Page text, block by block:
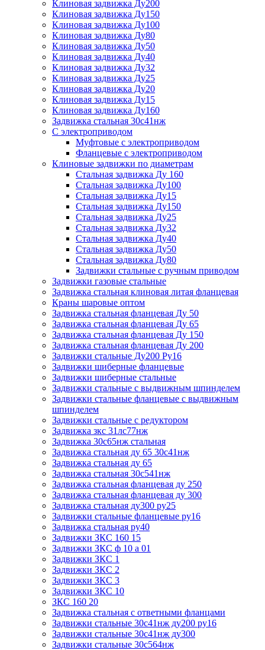
Клиновая задвижка Ду200
Клиновая задвижка Ду150
Клиновая задвижка Ду100
Клиновая задвижка Ду80
Клиновая задвижка Ду50
Клиновая задвижка Ду40
Клиновая задвижка Ду32
Клиновая задвижка Ду25
Клиновая задвижка Ду20
Клиновая задвижка Ду15
Клиновая задвижка Ду160
Задвижка стальная 30с41нж
С электроприводом
Муфтовые с электроприводом
Фланцевые с электроприводом
Клиновые задвижки по диаметрам
Стальная задвижка Ду 160
Стальная задвижка Ду100
Стальная задвижка Ду15
Стальная задвижка Ду150
Стальная задвижка Ду25
Стальная задвижка Ду32
Стальная задвижка Ду40
Стальная задвижка Ду50
Стальная задвижка Ду80
Задвижки стальные с ручным приводом
Задвижки газовые стальные
Задвижка стальная клиновая литая фланцевая
Краны шаровые оптом
Задвижка стальная фланцевая Ду 50
Задвижка стальная фланцевая Ду 65
Задвижка стальная фланцевая Ду 150
Задвижка стальная фланцевая Ду 200
Задвижки стальные Ду200 Ру16
Задвижки шиберные фланцевые
Задвижки шиберные стальные
Задвижки стальные с выдвижным шпинделем
Задвижки стальные фланцевые с выдвижным
шпинделем
Задвижки стальные с редуктором
Задвижка зкс 31лс77нж
Задвижка 30с65нж стальная
Задвижка стальная ду 65 30с41нж
Задвижка стальная ду 65
Задвижка стальная 30с541нж
Задвижка стальная фланцевая ду 250
Задвижка стальная фланцевая ду 300
Задвижка стальная ду300 ру25
Задвижки стальные фланцевые ру16
Задвижка стальная ру40
Задвижки ЗКС 160 15
Задвижки ЗКС ф 10 а 01
Задвижки ЗКС 1
Задвижки ЗКС 2
Задвижки ЗКС 3
Задвижки ЗКС 10
ЗКС 160 20
Задвижка стальная с ответными фланцами
Задвижки стальные 30с41нж ду200 ру16
Задвижки стальные 30с41нж ду300
Задвижки стальные 30с564нж